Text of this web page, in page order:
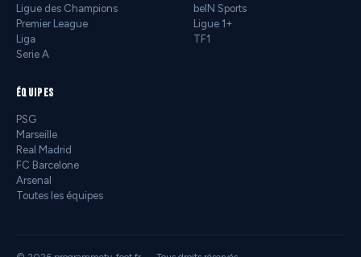
Ligue des Champions
Premier League
Liga
Serie A
beIN Sports
Ligue 1+
TF1
ÉQUIPES
PSG
Marseille
Real Madrid
FC Barcelone
Arsenal
Toutes les équipes